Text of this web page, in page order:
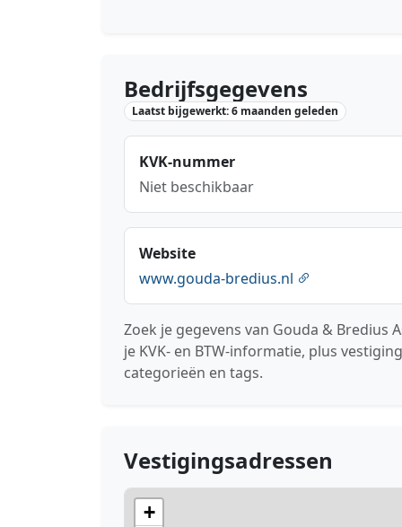
Bedrijfsgegevens
Laatst bijgewerkt: 6 maanden geleden
KVK-nummer
Niet beschikbaar
Website
www.gouda-bredius.nl
Zoek je gegevens van Gouda & Bredius
je KVK- en BTW-informatie, plus
categorieën en tags.
Vestigingsadressen
+